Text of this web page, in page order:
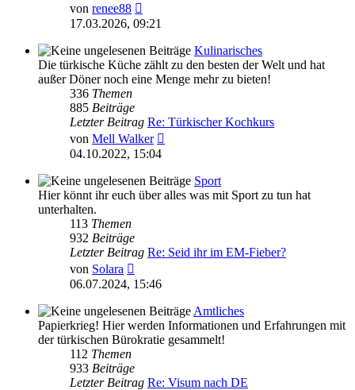
von renee88
Beitrag
17.03.2026, 09:21
Kulinarisches
Die türkische Küche zählt zu den besten der Welt und hat
außer Döner noch eine Menge mehr zu bieten!
336 Themen
885 Beiträge
Letzter Beitrag Re: Türkischer Kochkurs
von Mell Walker
04.10.2022, 15:04
Sport
Hier könnt ihr euch über alles was mit Sport zu tun hat
unterhalten.
113 Themen
932 Beiträge
Letzter Beitrag Re: Seid ihr im EM-Fieber?
von Solara
Beitrag
06.07.2024, 15:46
Amtliches
Papierkrieg! Hier werden Informationen und Erfahrungen mit
der türkischen Bürokratie gesammelt!
112 Themen
933 Beiträge
Letzter Beitrag Re: Visum nach DE